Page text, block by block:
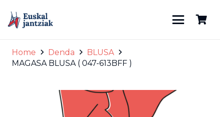
Home Denda
BLUSA
MAGASA BLUSA ( 047-613BFF )